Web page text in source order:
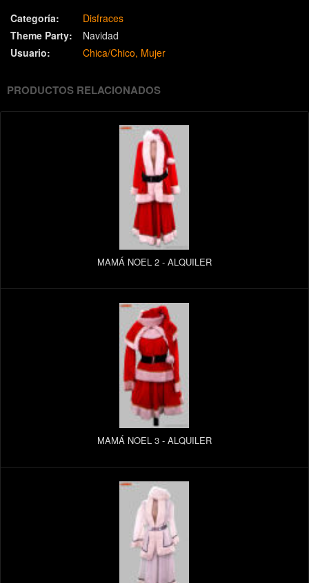
Categoría:
Disfraces
Theme Party:
Navidad
Usuario:
Chica/Chico Mujer
PRODUCTOS RELACIONADOS
MAMÁ NOEL 2 - ALQUILER
MAMÁ NOEL 3 - ALQUILER